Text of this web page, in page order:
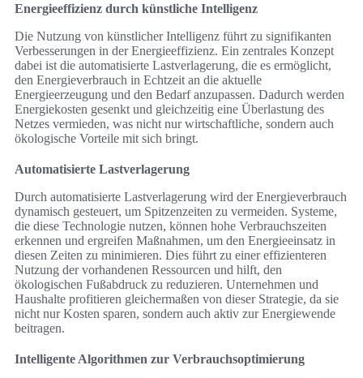
Energieeffizienz durch künstliche Intelligenz
Die Nutzung von künstlicher Intelligenz führt zu signifikanten
Verbesserungen in der Energieeffizienz. Ein zentrales Konzept
dabei ist die automatisierte Lastverlagerung, die es ermöglicht,
den Energieverbrauch in Echtzeit an die aktuelle
Energieerzeugung und den Bedarf anzupassen. Dadurch werden
Energiekosten gesenkt und gleichzeitig eine Überlastung des
Netzes vermieden, was nicht nur wirtschaftliche, sondern auch
ökologische Vorteile mit sich bringt.
Automatisierte Lastverlagerung
Durch automatisierte Lastverlagerung wird der Energieverbrauch
dynamisch gesteuert, um Spitzenzeiten zu vermeiden. Systeme,
die diese Technologie nutzen, können hohe Verbrauchszeiten
erkennen und ergreifen Maßnahmen, um den Energieeinsatz in
diesen Zeiten zu minimieren. Dies führt zu einer effizienteren
Nutzung der vorhandenen Ressourcen und hilft, den
ökologischen Fußabdruck zu reduzieren. Unternehmen und
Haushalte profitieren gleichermaßen von dieser Strategie, da sie
nicht nur Kosten sparen, sondern auch aktiv zur Energiewende
beitragen.
Intelligente Algorithmen zur Verbrauchsoptimierung